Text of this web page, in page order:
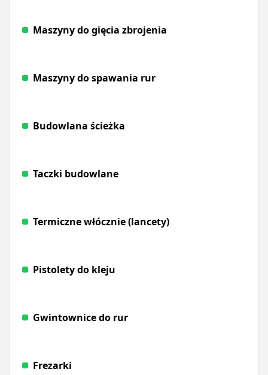
Maszyny do gięcia zbrojenia
Maszyny do spawania rur
Budowlana ścieżka
Taczki budowlane
Termiczne włócznie (lancety)
Pistolety do kleju
Gwintownice do rur
Frezarki